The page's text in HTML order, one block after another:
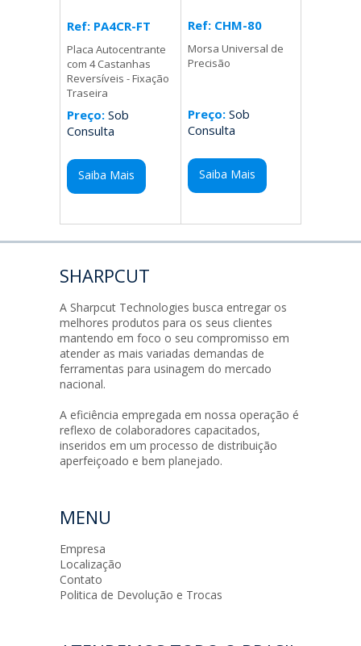
Ref: PA4CR-FT
Placa Autocentrante
com 4 Castanhas
Reversíveis - Fixação
Traseira
Preço: Sob
Consulta
Saiba Mais
Ref: CHM-80
Morsa Universal de
Precisão
Preço:Sob
Consulta
Saiba Mais
SHARPCUT
A Sharpcut Technologies busca entregar os
melhores produtos para os seus clientes
mantendo em foco o seu compromisso em
atender as mais variadas demandas de
ferramentas para usinagem do mercado
nacional.
A eficiência empregada em nossa operação é
reflexo de colaboradores capacitados,
inseridos em um processo de distribuição
aperfeiçoado e bem planejado.
MENU
Empresa
Localização
Contato
Politica de Devolução e Trocas